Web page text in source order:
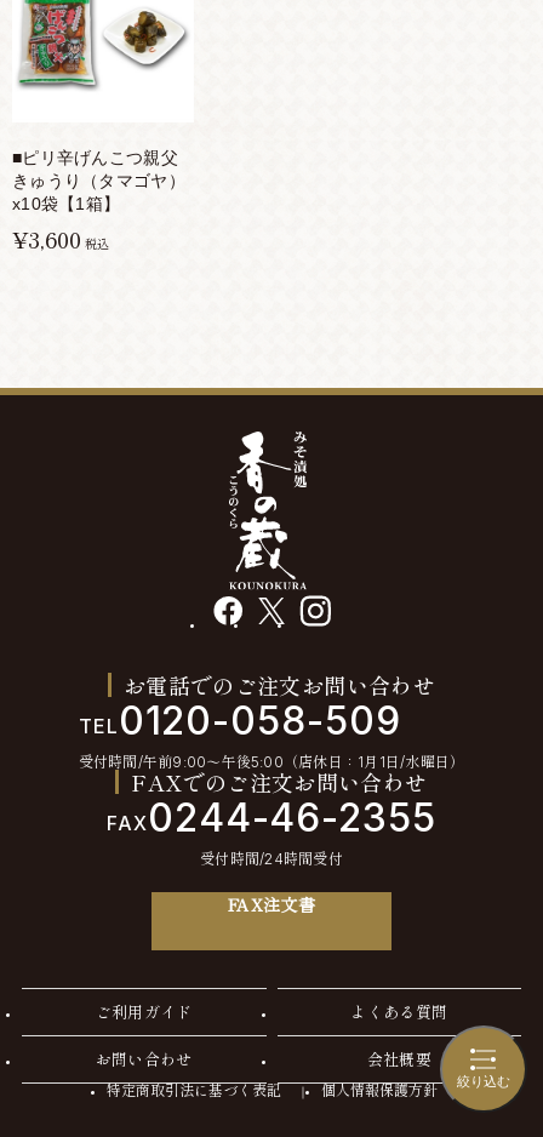
絞り込む
■ピリ辛げんこつ親父
きゅうり（タマゴヤ）
x10袋【1箱】
¥3,600 税込
facebook instagram
お電話でのご注文お問い合わせ
TEL 0120-058-509
受付時間/午前9:00〜午後5:00（店休日：1月1日/水曜日）
FAXでのご注文お問い合わせ
FAX 0244-46-2355
受付時間/24時間受付
FAX注文書
ご利用ガイド よくある質問
お問い合わせ 会社概要
特定商取引法に基づく表記 個人情報保護方針